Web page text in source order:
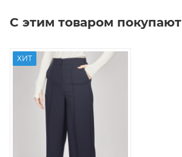
С этим товаром покупают
ХИТ